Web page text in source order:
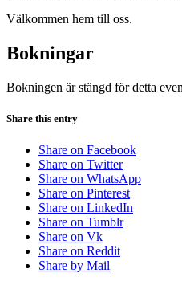
Välkommen hem till oss.
Bokningar
Bokningen är stängd för detta
Share this entry
Share on Facebook
Share on Twitter
Share on WhatsApp
Share on Pinterest
Share on LinkedIn
Share on Tumblr
Share on Vk
Share on Reddit
Share by Mail